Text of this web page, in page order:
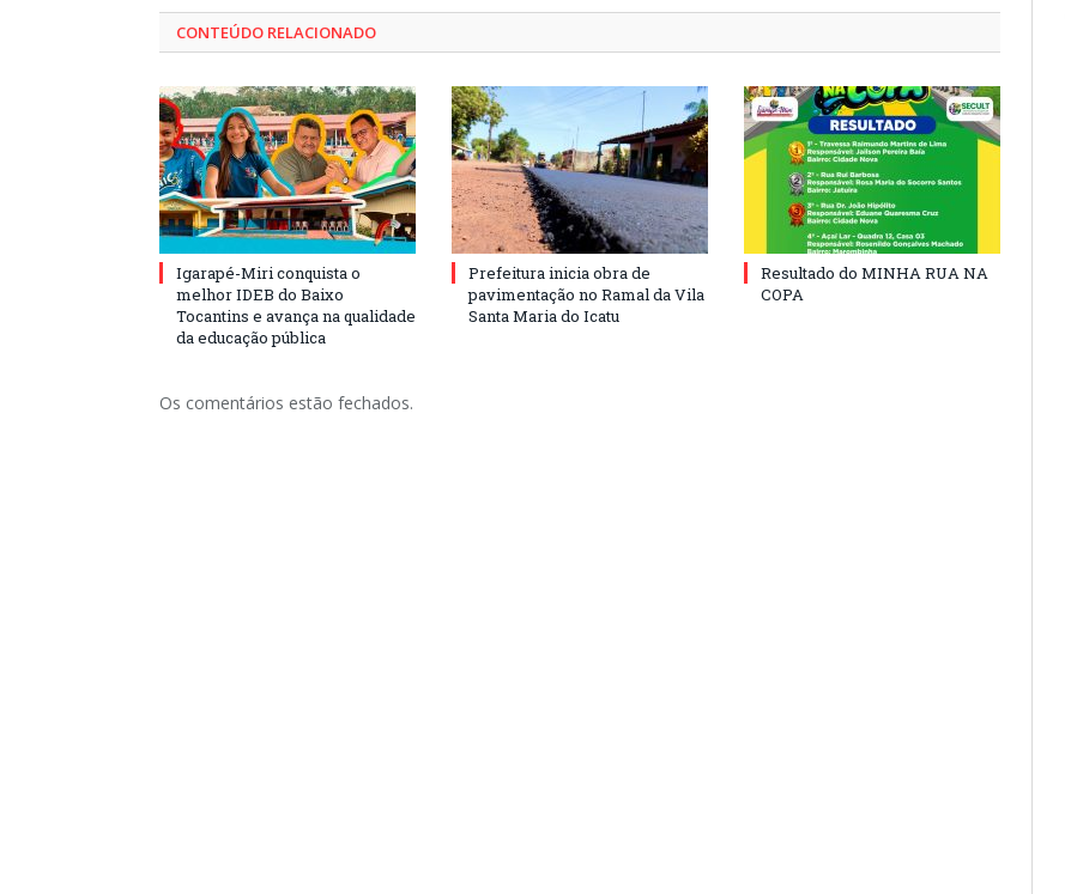
CONTEÚDO RELACIONADO
Igarapé-Miri conquista o
melhor IDEB do Baixo
Tocantins e avança na qualidade
da educação pública
Prefeitura inicia obra de
pavimentação no Ramal da Vila
Santa Maria do Icatu
Resultado do MINHA RUA NA
COPA
Os comentários estão fechados.